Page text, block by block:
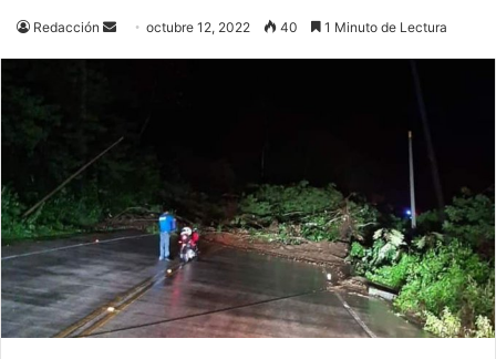
Redacción
Sendoctubre 12, 2022 40 1 Minuto de Lectura